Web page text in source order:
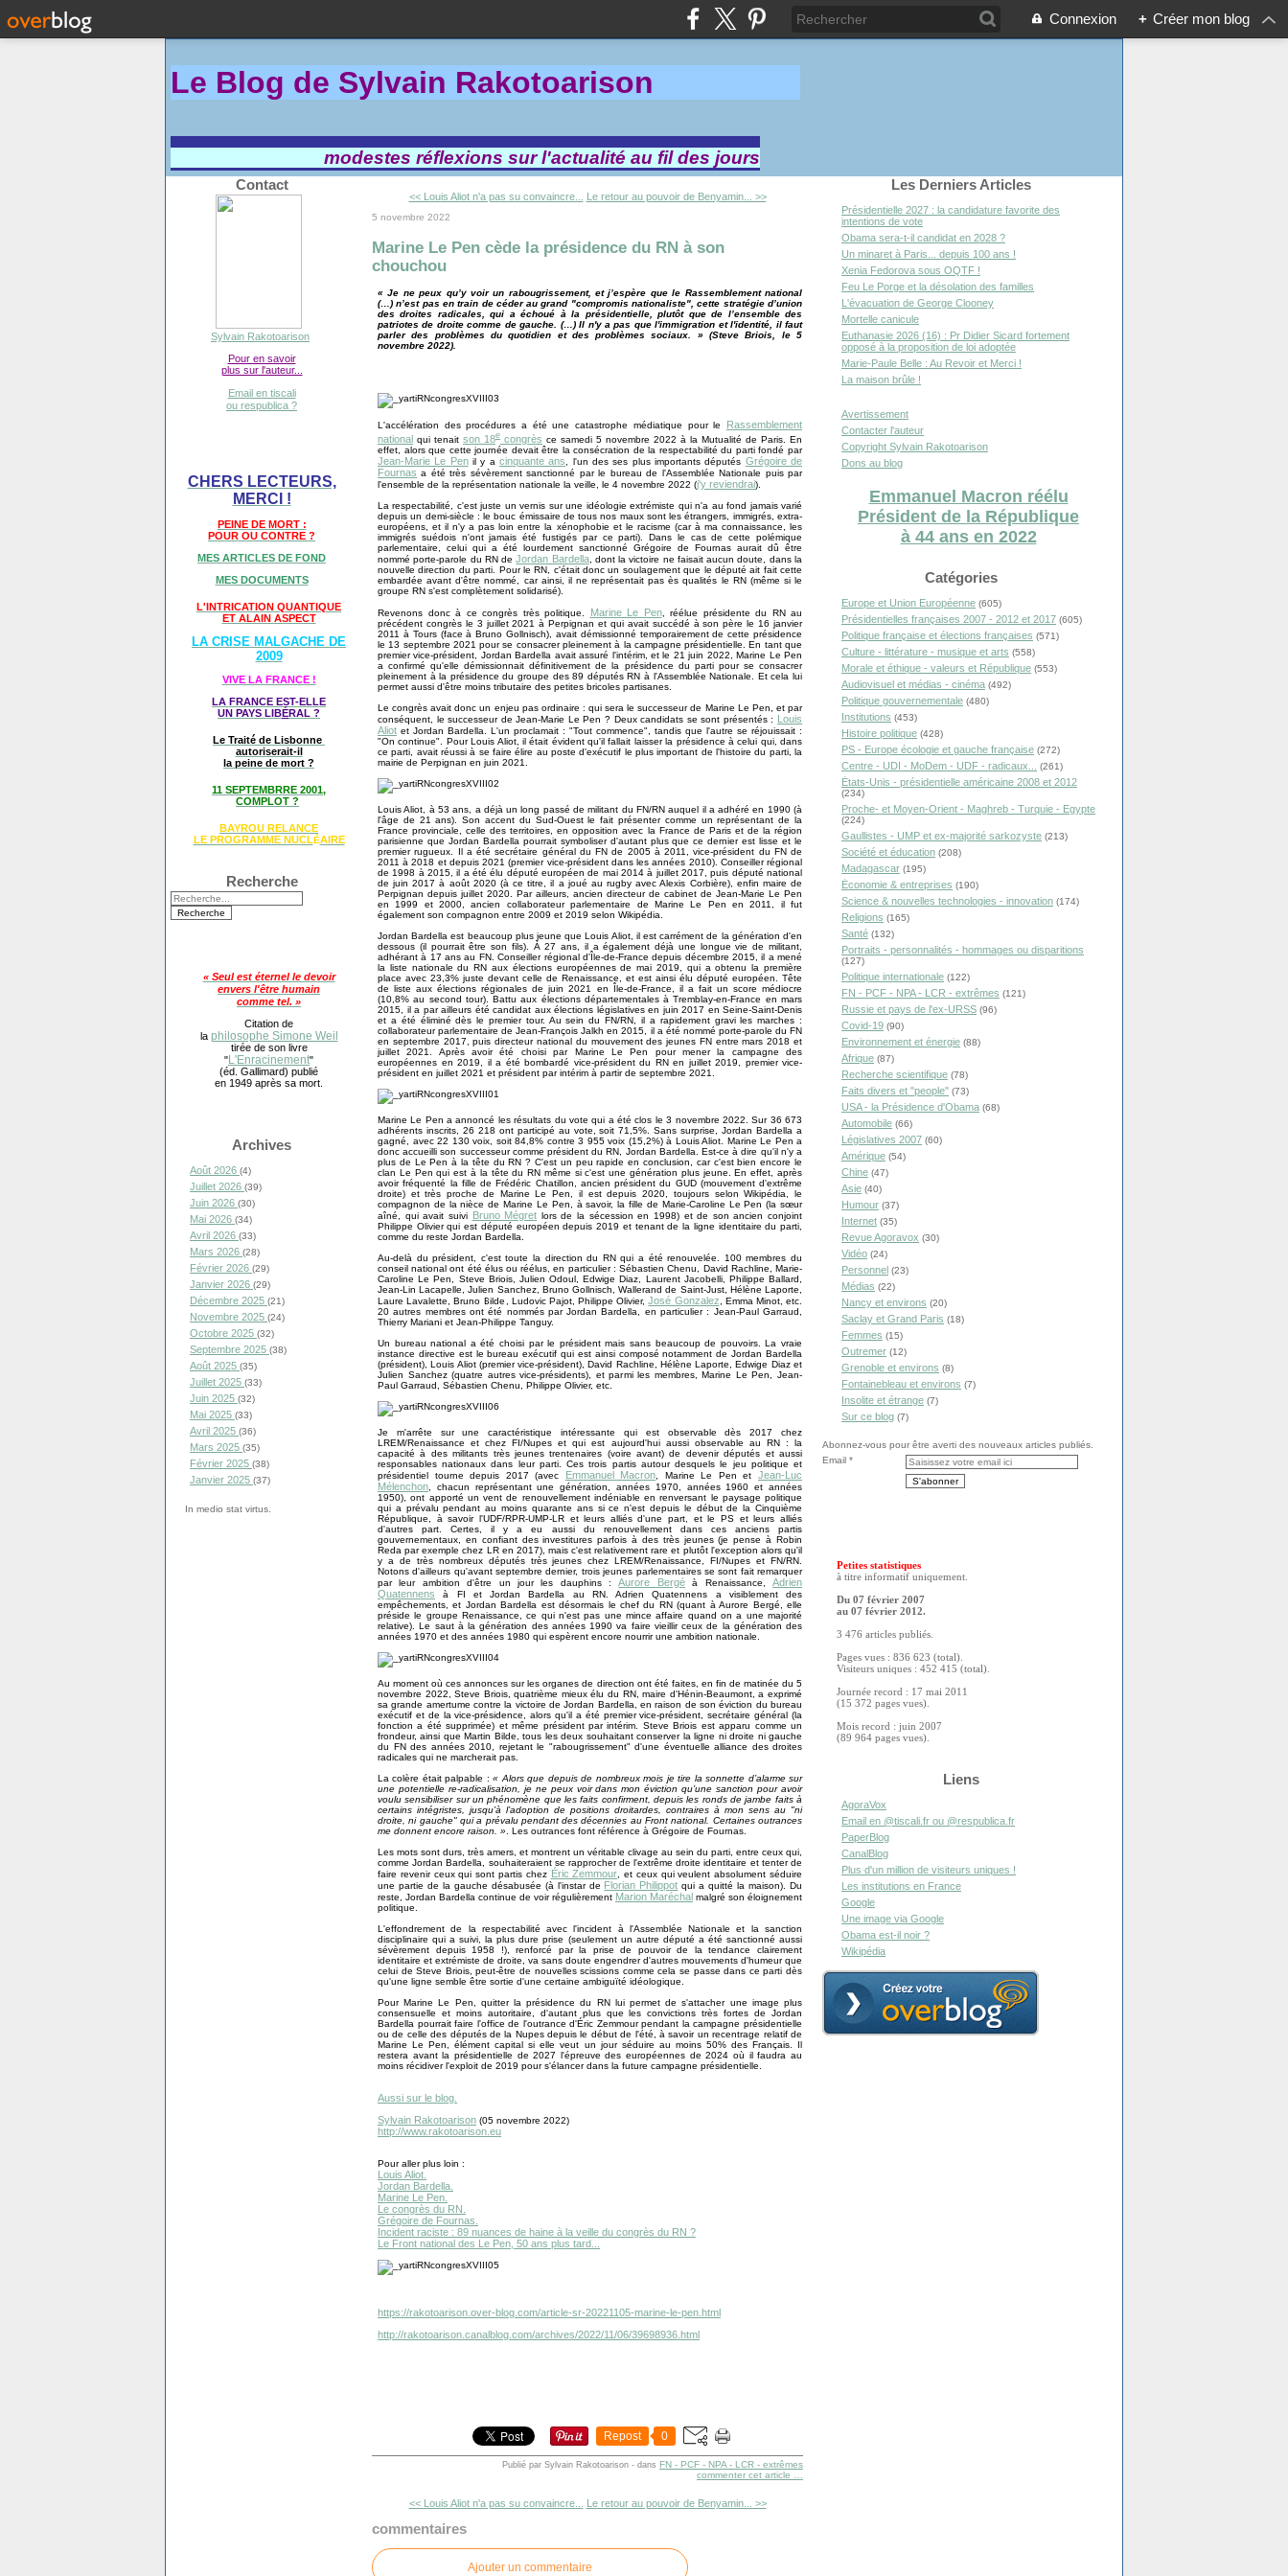
Connexion + Créer mon blog
Le Blog de Sylvain Rakotoarison
modestes réflexions sur l'actualité au fil des jours
Contact
Sylvain Rakotoarison
Pour en savoir
plus sur l'auteur...
Email en tiscali
ou respublica ?
CHERS LECTEURS,
MERCI !
PEINE DE MORT :
POUR OU CONTRE ?
MES ARTICLES DE FOND
MES DOCUMENTS
L'INTRICATION QUANTIQUE
ET ALAIN ASPECT
LA CRISE MALGACHE DE
2009
VIVE LA FRANCE !
LA FRANCE EST-ELLE
UN PAYS LIBÉRAL ?
Le Traité de Lisbonne
autoriserait-il
la peine de mort ?
11 SEPTEMBRRE 2001,
COMPLOT ?
BAYROU RELANCE
LE PROGRAMME NUCLÉAIRE
Recherche
« Seul est éternel le devoir
envers l'être humain
comme tel. »
Citation de
la philosophe Simone Weil
tirée de son livre
"L'Enracinement"
(éd. Gallimard) publié
en 1949 après sa mort.
Archives
Août 2026 (4)
Juillet 2026 (39)
Juin 2026 (30)
Mai 2026 (34)
Avril 2026 (33)
Mars 2026 (28)
Février 2026 (29)
Janvier 2026 (29)
Décembre 2025 (21)
Novembre 2025 (24)
Octobre 2025 (32)
Septembre 2025 (38)
Août 2025 (35)
Juillet 2025 (33)
Juin 2025 (32)
Mai 2025 (33)
Avril 2025 (36)
Mars 2025 (35)
Février 2025 (38)
Janvier 2025 (37)
In medio stat virtus.
<< Louis Aliot n'a pas su convaincre... Le retour au pouvoir de Benyamin... >>
5 novembre 2022
Marine Le Pen cède la présidence du RN à son
chouchou
« Je ne peux qu’y voir un rabougrissement, et j’espère que le Rassemblement national
(…) n’est pas en train de céder au grand "compromis nationaliste", cette stratégie d’union
des droites radicales, qui a échoué à la présidentielle, plutôt que de l’ensemble des
patriotes de droite comme de gauche. (…) Il n'y a pas que l'immigration et l'identité, il faut
parler des problèmes du quotidien et des problèmes sociaux. » (Steve Briois, le 5
novembre 2022).
L'accélération des procédures a été une catastrophe médiatique pour le Rassemblement
national qui tenait son 18e congrès ce samedi 5 novembre 2022 à la Mutualité de Paris. En
effet, alors que cette journée devait être la consécration de la respectabilité du parti fondé par
Jean-Marie Le Penil y acinquante ans , l'un des ses plus importants députés Grégoire de
Fournas a été très sévèrement sanctionné par le bureau de l'Assemblée Nationale puis par
l'ensemble de la représentation nationale la veille, le 4 novembre 2022 (j'y reviendrai).
La respectabilité, c'est juste un vernis sur une idéologie extrémiste qui n'a au fond jamais varié
depuis un demi-siècle : le bouc émissaire de tous nos maux sont les étrangers, immigrés, extra-
européens, et il n'y a pas loin entre la xénophobie et le racisme (car à ma connaissance, les
immigrés suédois n'ont jamais été fustigés par ce parti). Dans le cas de cette polémique
parlementaire, celui qui a été lourdement sanctionné Grégoire de Fournas aurait dû être
nommé porte-parole du RN deJordan Bardella, dont la victoire ne faisait aucun doute, dans la
nouvelle direction du parti. Pour le RN, c'était donc un soulagement que le député ait fait cette
embardée avant d'être nommé, car ainsi, il ne représentait pas ès qualités le RN (même si le
groupe RN s'est complètement solidarisé).
Revenons donc à ce congrès très politique. Marine Le Pen, réélue présidente du RN au
précédent congrès le 3 juillet 2021 à Perpignan et qui avait succédé à son père le 16 janvier
2011 à Tours (face à Bruno Gollnisch), avait démissionné temporairement de cette présidence
le 13 septembre 2021 pour se consacrer pleinement à la campagne présidentielle. En tant que
premier vice-président, Jordan Bardella avait assuré l'intérim, et le 21 juin 2022, Marine Le Pen
a confirmé qu'elle démissionnait définitivement de la présidence du parti pour se consacrer
pleinement à la présidence du groupe des 89 députés RN à l'Assemblée Nationale. Et cela lui
permet aussi d'être moins tributaire des petites bricoles partisanes.
Le congrès avait donc un enjeu pas ordinaire : qui sera le successeur de Marine Le Pen, et par
conséquent, le successeur de Jean-Marie Le Pen ? Deux candidats se sont présentés : Louis
Aliot et Jordan Bardella. L'un proclamait : "Tout commence", tandis que l'autre se réjouissait :
"On continue". Pour Louis Aliot, il était évident qu'il fallait laisser la présidence à celui qui, dans
ce parti, avait réussi à se faire élire au poste d'exécutif le plus important de l'histoire du parti, la
mairie de Perpignan en juin 2021.
Louis Aliot, à 53 ans, a déjà un long passé de militant du FN/RN auquel il a adhéré en 1990 (à
l'âge de 21 ans). Son accent du Sud-Ouest le fait présenter comme un représentant de la
France provinciale, celle des territoires, en opposition avec la France de Paris et de la région
parisienne que Jordan Bardella pourrait symboliser d'autant plus que ce dernier est lisse et le
premier rugueux. Il a été secrétaire général du FN de 2005 à 2011, vice-président du FN de
2011 à 2018 et depuis 2021 (premier vice-président dans les années 2010). Conseiller régional
de 1998 à 2015, il a été élu député européen de mai 2014 à juillet 2017, puis député national
de juin 2017 à août 2020 (à ce titre, il a joué au rugby avec Alexis Corbière), enfin maire de
Perpignan depuis juillet 2020. Par ailleurs, ancien directeur de cabinet de Jean-Marie Le Pen
en 1999 et 2000, ancien collaborateur parlementaire de Marine Le Pen en 2011, il fut
également son compagnon entre 2009 et 2019 selon Wikipédia.
Jordan Bardella est beaucoup plus jeune que Louis Aliot, il est carrément de la génération d'en
dessous (il pourrait être son fils). À 27 ans, il a également déjà une longue vie de militant,
adhérant à 17 ans au FN. Conseiller régional d'Île-de-France depuis décembre 2015, il a mené
la liste nationale du RN aux élections européennes de mai 2019, qui a obtenu la première
place avec 23,3% juste devant celle de Renaissance, et est ainsi élu député européen. Tête
de liste aux élections régionales de juin 2021 en Île-de-France, il a fait un score médiocre
(10,8% au second tour). Battu aux élections départementales à Tremblay-en-France en mars
2015, il a par ailleurs été candidat aux élections législatives en juin 2017 en Seine-Saint-Denis
et a été éliminé dès le premier tour. Au sein du FN/RN, il a rapidement gravi les marches :
collaborateur parlementaire de Jean-François Jalkh en 2015, il a été nommé porte-parole du FN
en septembre 2017, puis directeur national du mouvement des jeunes FN entre mars 2018 et
juillet 2021. Après avoir été choisi par Marine Le Pen pour mener la campagne des
européennes en 2019, il a été bombardé vice-président du RN en juillet 2019, premier vice-
président en juillet 2021 et président par intérim à partir de septembre 2021.
Marine Le Pen a annoncé les résultats du vote qui a été clos le 3 novembre 2022. Sur 36 673
adhérents inscrits, 26 218 ont participé au vote, soit 71,5%. Sans surprise, Jordan Bardella a
gagné, avec 22 130 voix, soit 84,8% contre 3 955 voix (15,2%) à Louis Aliot. Marine Le Pen a
donc accueilli son successeur comme président du RN, Jordan Bardella. Est-ce à dire qu'il n'y a
plus de Le Pen à la tête du RN ? C'est un peu rapide en conclusion, car c'est bien encore le
clan Le Pen qui est à la tête du RN même si c'est une génération plus jeune. En effet, après
avoir fréquenté la fille de Frédéric Chatillon, ancien président du GUD (mouvement d'extrême
droite) et très proche de Marine Le Pen, il est depuis 2020, toujours selon Wikipédia, le
compagnon de la nièce de Marine Le Pen, à savoir, la fille de Marie-Caroline Le Pen (la sœur
aîné, qui avait suivi Bruno Mégret lors de la sécession en 1998) et de son ancien conjoint
Philippe Olivier qui est député européen depuis 2019 et tenant de la ligne identitaire du parti,
comme du reste Jordan Bardella.
Au-delà du président, c'est toute la direction du RN qui a été renouvelée. 100 membres du
conseil national ont été élus ou réélus, en particulier : Sébastien Chenu, David Rachline, Marie-
Caroline Le Pen, Steve Briois, Julien Odoul, Edwige Diaz, Laurent Jacobelli, Philippe Ballard,
Jean-Lin Lacapelle, Julien Sanchez, Bruno Gollnisch, Wallerand de Saint-Just, Hélène Laporte,
Laure Lavalette, Bruno Bilde, Ludovic Pajot, Philippe Olivier,José Gonzalez , Emma Minot, etc.
20 autres membres ont été nommés par Jordan Bardella, en particulier : Jean-Paul Garraud,
Thierry Mariani et Jean-Philippe Tanguy.
Un bureau national a été choisi par le président mais sans beaucoup de pouvoirs. La vraie
instance directive est le bureau exécutif qui est ainsi composé notamment de Jordan Bardella
(président), Louis Aliot (premier vice-président), David Rachline, Hélène Laporte, Edwige Diaz et
Julien Sanchez (quatre autres vice-présidents), et parmi les membres, Marine Le Pen, Jean-
Paul Garraud, Sébastien Chenu, Philippe Olivier, etc.
Je m'arrête sur une caractéristique intéressante qui est observable dès 2017 chez
LREM/Renaissance et chez FI/Nupes et qui est aujourd'hui aussi observable au RN : la
capacité à des militants très jeunes trentenaires (voire avant) de devenir députés et aussi
responsables nationaux dans leur parti. Ces trois partis autour desquels le jeu politique et
présidentiel tourne depuis 2017 (avec
Emmanuel Macron , Marine Le Pen etJean-Luc
Mélenchon , chacun représentant une génération, années 1970, années 1960 et années
1950), ont apporté un vent de renouvellement indéniable en renversant le paysage politique
qui a prévalu pendant au moins quarante ans si ce n'est depuis le début de la Cinquième
République, à savoir l'UDF/RPR-UMP-LR et leurs alliés d'une part, et le PS et leurs alliés
d'autres part. Certes, il y a eu aussi du renouvellement dans ces anciens partis
gouvernementaux, en confiant des investitures parfois à des très jeunes (je pense à Robin
Reda par exemple chez LR en 2017), mais c'est relativement rare et plutôt l'exception alors qu'il
y a de très nombreux députés très jeunes chez LREM/Renaissance, FI/Nupes et FN/RN.
Notons d'ailleurs qu'avant septembre dernier, trois jeunes parlementaires se sont fait remarquer
par leur ambition d'être un jour les dauphins :Aurore Bergéà Renaissance,Adrien
Quatennens à FI et Jordan Bardella au RN. Adrien Quatennens a visiblement des
empêchements, et Jordan Bardella est désormais le chef du RN (quant à Aurore Bergé, elle
préside le groupe Renaissance, ce qui n'est pas une mince affaire quand on a une majorité
relative). Le saut à la génération des années 1990 va faire vieillir ceux de la génération des
années 1970 et des années 1980 qui espèrent encore nourrir une ambition nationale.
Au moment où ces annonces sur les organes de direction ont été faites, en fin de matinée du 5
novembre 2022, Steve Briois, quatrième mieux élu du RN, maire d'Hénin-Beaumont, a exprimé
sa grande amertume contre la victoire de Jordan Bardella, en raison de son éviction du bureau
exécutif et de la vice-présidence, alors qu'il a été premier vice-président, secrétaire général (la
fonction a été supprimée) et même président par intérim. Steve Briois est apparu comme un
frondeur, ainsi que Martin Bilde, tous les deux souhaitant conserver la ligne ni droite ni gauche
du FN des années 2010, rejetant le "rabougrissement" d'une éventuelle alliance des droites
radicales qui ne marcherait pas.
La colère était palpable :« Alors que depuis de nombreux mois je tire la sonnette d’alarme sur
une potentielle re-radicalisation, je ne peux voir dans mon éviction qu’une sanction pour avoir
voulu sensibiliser sur un phénomène que les faits confirment, depuis les ronds de jambe faits à
certains intégristes, jusqu’à l’adoption de positions droitardes, contraires à mon sens au "ni
droite, ni gauche" qui a prévalu pendant des décennies au Front national. Certaines outrances
me donnent encore raison. » . Les outrances font référence à Grégoire de Fournas.
Les mots sont durs, très amers, et montrent un véritable clivage au sein du parti, entre ceux qui,
comme Jordan Bardella, souhaiteraient se rapprocher de l'extrême droite identitaire et tenter de
faire revenir ceux qui sont partis chez Éric Zemmour , et ceux qui veulent absolument séduire
une partie de la gauche désabusée (à l'instar de Florian Philippot qui a quitté la maison). Du
reste, Jordan Bardella continue de voir régulièrement Marion Maréchal malgré son éloignement
politique.
L'effondrement de la respectabilité avec l'incident à l'Assemblée Nationale et la sanction
disciplinaire qui a suivi, la plus dure prise (seulement un autre député a été sanctionné aussi
sévèrement depuis 1958 !), renforcé par la prise de pouvoir de la tendance clairement
identitaire et extrémiste de droite, va sans doute engendrer d'autres mouvements d'humeur que
celui de Steve Briois, peut-être de nouvelles scissions comme cela se passe dans ce parti dès
qu'une ligne semble être sortie d'une certaine ambiguïté idéologique.
Pour Marine Le Pen, quitter la présidence du RN lui permet de s'attacher une image plus
consensuelle et moins autoritaire, d'autant plus que les convictions très fortes de Jordan
Bardella pourrait faire l'office de l'outrance d'Éric Zemmour pendant la campagne présidentielle
ou de celle des députés de la Nupes depuis le début de l'été, à savoir un recentrage relatif de
Marine Le Pen, élément capital si elle veut un jour séduire au moins 50% des Français. Il
restera avant la présidentielle de 2027 l'épreuve des européennes de 2024 où il faudra au
moins récidiver l'exploit de 2019 pour s'élancer dans la future campagne présidentielle.
Aussi sur le blog.
Sylvain Rakotoarison (05 novembre 2022)
http://www.rakotoarison.eu
Pour aller plus loin :
Louis Aliot.
Jordan Bardella.
Marine Le Pen.
Le congrès du RN.
Grégoire de Fournas.
Incident raciste : 89 nuances de haine à la veille du congrès du RN ?
Le Front national des Le Pen, 50 ans plus tard...
https://rakotoarison.over-blog.com/article-sr-20221105-marine-le-pen.html
http://rakotoarison.canalblog.com/archives/2022/11/06/39698936.html
Repost 0
Publié par Sylvain Rakotoarison - dans FN - PCF - NPA - LCR - extrêmes
commenter cet article
<< Louis Aliot n'a pas su convaincre... Le retour au pouvoir de Benyamin... >>
commentaires
Ajouter un commentaire
Les Derniers Articles
Présidentielle 2027 : la candidature favorite des
intentions de vote
Obama sera-t-il candidat en 2028 ?
Un minaret à Paris... depuis 100 ans !
Xenia Fedorova sous OQTF !
Feu Le Porge et la désolation des familles
L'évacuation de George Clooney
Mortelle canicule
Euthanasie 2026 (16) : Pr Didier Sicard fortement
opposé à la proposition de loi adoptée
Marie-Paule Belle : Au Revoir et Merci !
La maison brûle !
Avertissement
Contacter l'auteur
Copyright Sylvain Rakotoarison
Dons au blog
Emmanuel Macron réélu
Président de la République
à 44 ans en 2022
Catégories
Europe et Union Européenne (605)
Présidentielles françaises 2007 - 2012 et 2017 (605)
Politique française et élections françaises (571)
Culture - littérature - musique et arts (558)
Morale et éthique - valeurs et République (553)
Audiovisuel et médias - cinéma (492)
Politique gouvernementale (480)
Institutions (453)
Histoire politique (428)
PS - Europe écologie et gauche française (272)
Centre - UDI - MoDem - UDF - radicaux... (261)
États-Unis - présidentielle américaine 2008 et 2012
(234)
Proche- et Moyen-Orient - Maghreb - Turquie - Egypte
(224)
Gaullistes - UMP et ex-majorité sarkozyste (213)
Société et éducation (208)
Madagascar (195)
Économie & entreprises (190)
Science & nouvelles technologies - innovation (174)
Religions (165)
Santé (132)
Portraits - personnalités - hommages ou disparitions
(127)
Politique internationale (122)
FN - PCF - NPA - LCR - extrêmes (121)
Russie et pays de l'ex-URSS (96)
Covid-19 (90)
Environnement et énergie (88)
Afrique (87)
Recherche scientifique (78)
Faits divers et "people" (73)
USA - la Présidence d'Obama (68)
Automobile (66)
Législatives 2007 (60)
Amérique (54)
Chine (47)
Asie (40)
Humour (37)
Internet (35)
Revue Agoravox (30)
Vidéo (24)
Personnel (23)
Médias (22)
Nancy et environs (20)
Saclay et Grand Paris (18)
Femmes (15)
Outremer (12)
Grenoble et environs (8)
Fontainebleau et environs (7)
Insolite et étrange (7)
Sur ce blog (7)
Abonnez-vous pour être averti des nouveaux articles publiés.
Email
Petites statistiques
à titre informatif uniquement.
Du 07 février 2007
au 07 février 2012.
3 476 articles publiés.
Pages vues : 836 623 (total).
Visiteurs uniques : 452 415 (total).
Journée record : 17 mai 2011
(15 372 pages vues).
Mois record : juin 2007
(89 964 pages vues).
Liens
AgoraVox
Email en @tiscali.fr ou @respublica.fr
PaperBlog
CanalBlog
Plus d'un million de visiteurs uniques !
Les institutions en France
Google
Une image via Google
Obama est-il noir ?
Wikipédia